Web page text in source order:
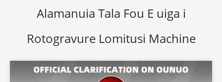
Alamanuia Tala Fou E uiga i
Rotogravure Lomitusi Machine